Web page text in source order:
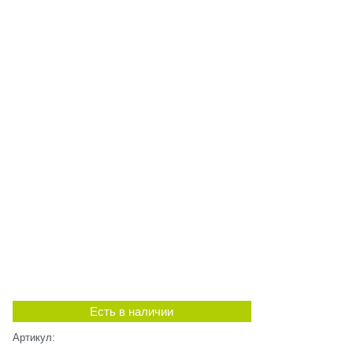
Есть в наличии
Артикул: